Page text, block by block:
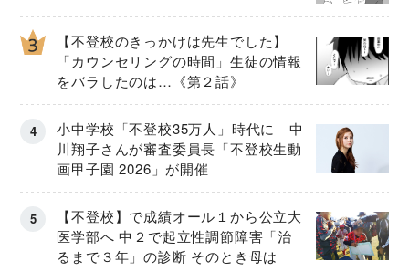
【不登校のきっかけは先生でした】
「カウンセリングの時間」生徒の情報
をバラしたのは…《第２話》
小中学校「不登校35万人」時代に 中
川翔子さんが審査委員長「不登校生動
画甲子園 2026」が開催
【不登校】で成績オール１から公立大
医学部へ 中２で起立性調節障害「治
るまで３年」の診断 そのとき母は